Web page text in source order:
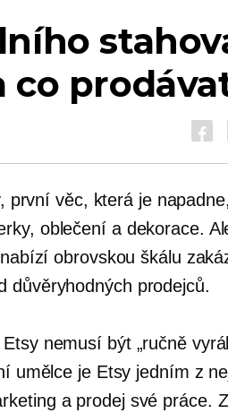
co
první věc, která je
oblečení a dekorace.
obrovskou škálu
důvěryhodných prodejců.
nemusí být „ručně
umělce je Etsy jedním z
a prodej své práce.